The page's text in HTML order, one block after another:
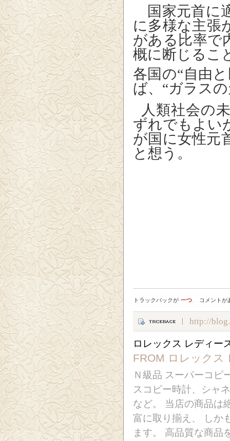
国家元首に
に多様な主張
がある比率で
概に断じるこ
各国の“自由
ば、“ガラス
人類社会の
ずれでもよい
が国に女性元
と想う。
トラックバックが 一つ コメントが
http://
ロレックス レディー
FROM ロレックス
Ｎ級品 スーパーコピ
スコピー時計、シャ
など。 当店の商品は
富に取り揃え、 しか
ます。 高品質な商品